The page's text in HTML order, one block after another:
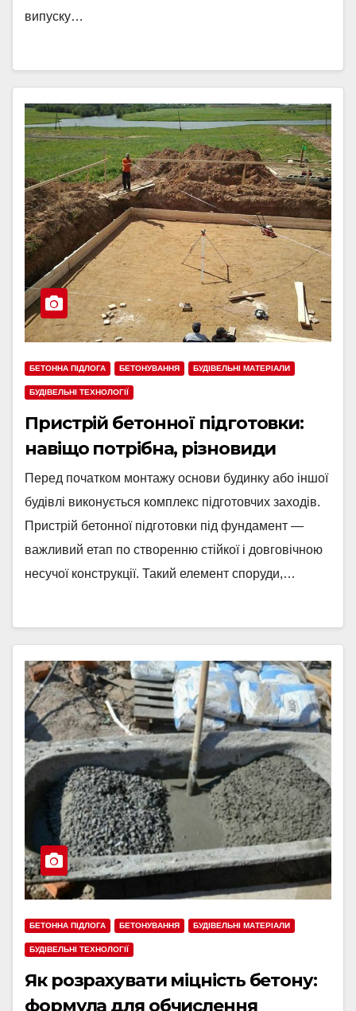
випуску…
БЕТОННА ПІДЛОГА БЕТОНУВАННЯ БУДІВЕЛЬНІ МАТЕРІАЛИ
БУДІВЕЛЬНІ ТЕХНОЛОГІЇ
Пристрій бетонної підготовки:
навіщо потрібна, різновиди
Перед початком монтажу основи будинку або іншої
будівлі виконується комплекс підготовчих заходів.
Пристрій бетонної підготовки під фундамент —
важливий етап по створенню стійкої і довговічною
несучої конструкції. Такий елемент споруди,…
БЕТОННА ПІДЛОГА БЕТОНУВАННЯ БУДІВЕЛЬНІ МАТЕРІАЛИ
БУДІВЕЛЬНІ ТЕХНОЛОГІЇ
Як розрахувати міцність бетону:
формула для обчислення